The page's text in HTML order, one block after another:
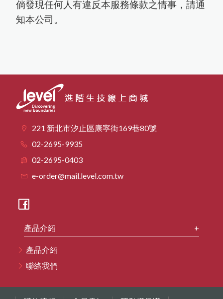
倘發現任何人有違反本服務條款之情事，請通
知本公司。
221 新北市汐止區康寧街169巷80號
02-2695-9935
02-2695-0403
e-order@mail.level.com.tw
產品介紹
產品介紹
聯絡我們